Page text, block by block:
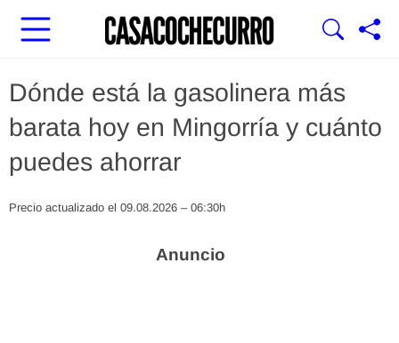
Dónde está la gasolinera más
barata hoy en Mingorría y cuánto
puedes ahorrar
Precio actualizado el 09.08.2026 – 06:30h